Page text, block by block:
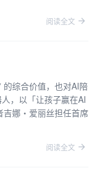
阅读全文
综合价值，也对AI陪
，以「让孩子赢在AI
娜・爱丽丝担任首席
阅读全文